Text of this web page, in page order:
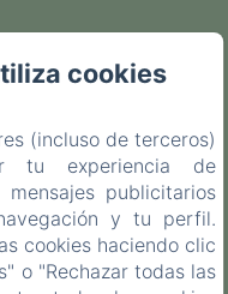
cookies
(incluso de terceros)
tu experiencia de
publicitarios
y tu perfil.
cookies haciendo clic
o "Rechazar todas las